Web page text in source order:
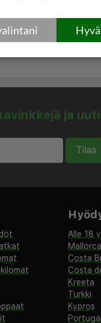
ja
Tilaa
Alle 18
Mallorca
Costa
Costa
Kreeta
Turkki
Kypros